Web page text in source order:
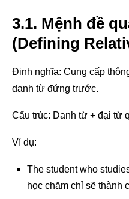
3.1. Mệnh đề
(Defining
Định nghĩa: Cung cấp
danh từ đứng trước.
Cấu trúc: Danh từ + đại từ
Ví dụ:
The student who
học chăm chỉ sẽ thành